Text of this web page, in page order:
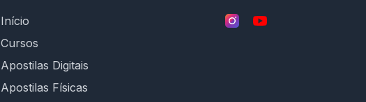
Início
Cursos
Apostilas Digitais
Apostilas Físicas